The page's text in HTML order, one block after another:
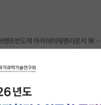
벤트반도체 아카데미 재팬라운지 🌸